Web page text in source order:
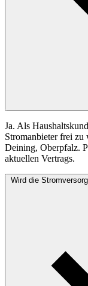
Ja. Als
Stromanbieter frei
Deining, Oberpfalz.
aktuellen Vertrags.
Wird die